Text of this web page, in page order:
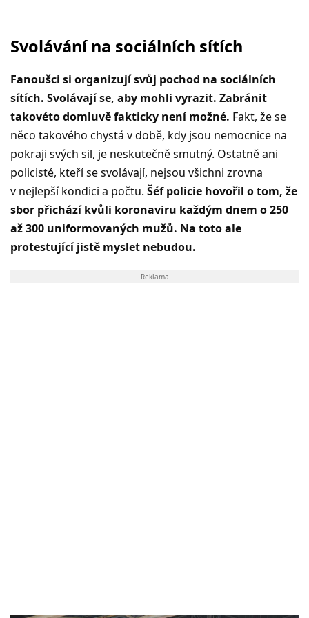
Svolávání na sociálních sítích
Fanoušci si organizují svůj pochod na sociálních
sítích. Svolávají se, aby mohli vyrazit. Zabránit
takovéto domluvě fakticky není možné. Fakt, že se
něco takového chystá v době, kdy jsou nemocnice na
pokraji svých sil, je neskutečně smutný. Ostatně ani
policisté, kteří se svolávají, nejsou všichni zrovna
v nejlepší kondici a počtu. Šéf policie hovořil o tom, že
sbor přichází kvůli koronaviru každým dnem o 250
až 300 uniformovaných mužů. Na toto ale
protestující jistě myslet nebudou.
Reklama